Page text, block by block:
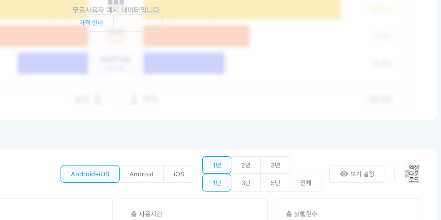
무료사용자 예시 데이터입니다
가격 안내
Android+iOS Android iOS
1년 2년 3년
1년 3년 5년 전체
보기 설정
엑셀
다운
로드
총 사용시간 총 실행횟수